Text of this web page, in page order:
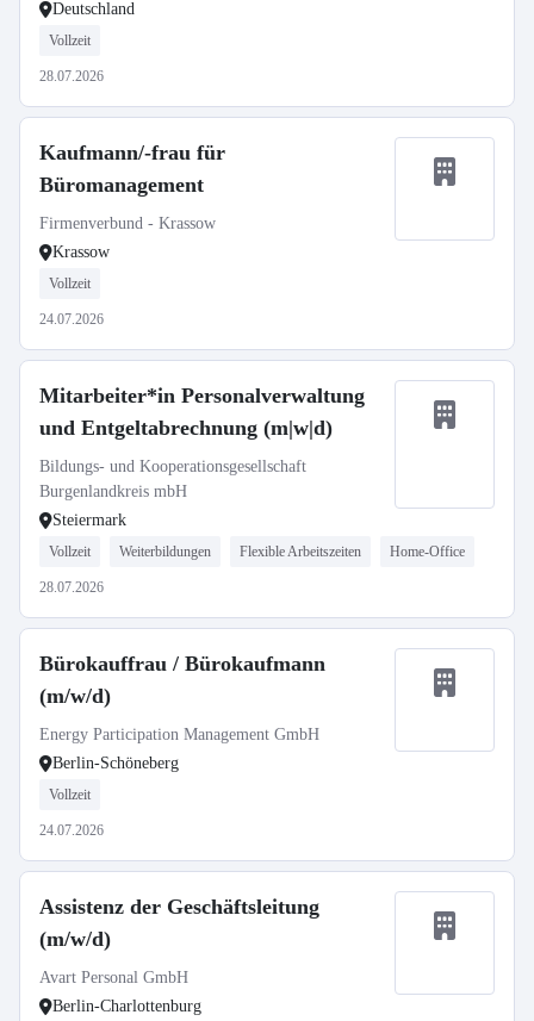
Deutschland
Vollzeit
28.07.2026
Kaufmann/-frau für
Büromanagement
Firmenverbund - Krassow
Krassow
Vollzeit
24.07.2026
Mitarbeiter*in Personalverwaltung
und Entgeltabrechnung (m|w|d)
Bildungs- und Kooperationsgesellschaft
Burgenlandkreis mbH
Steiermark
Vollzeit Weiterbildungen Flexible Arbeitszeiten Home-Office
28.07.2026
Bürokauffrau / Bürokaufmann
(m/w/d)
Energy Participation Management GmbH
Berlin-Schöneberg
Vollzeit
24.07.2026
Assistenz der Geschäftsleitung
(m/w/d)
Avart Personal GmbH
Berlin-Charlottenburg